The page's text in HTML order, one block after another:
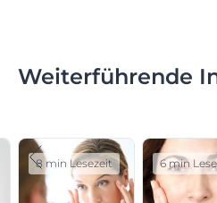
Weiterführende
8 min Lesezeit 6 min